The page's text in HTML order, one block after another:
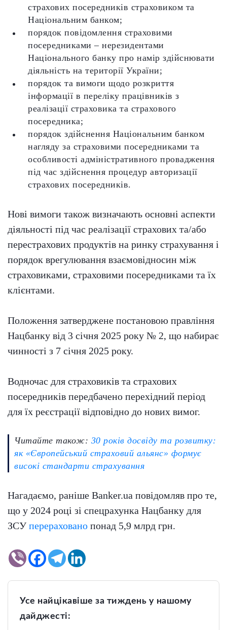
страхових посередників страховиком та
Національним банком;
порядок повідомлення страховими
посередниками – нерезидентами
Національного банку про намір здійснювати
діяльність на території України;
порядок та вимоги щодо розкриття
інформації в переліку працівників з
реалізації страховика та страхового
посередника;
порядок здійснення Національним банком
нагляду за страховими посередниками та
особливості адміністративного провадження
під час здійснення процедур авторизації
страхових посередників.
Нові вимоги також визначають основні аспекти
діяльності під час реалізації страхових та/або
перестрахових продуктів на ринку страхування і
порядок врегулювання взаємовідносин між
страховиками, страховими посередниками та їх
клієнтами.
Положення затверджене постановою правління
Нацбанку від 3 січня 2025 року № 2, що набирає
чинності з 7 січня 2025 року.
Водночас для страховиків та страхових
посередників передбачено перехідний період
для їх реєстрації відповідно до нових вимог.
Читайте також: 30 років досвіду та розвитку:
як «Європейський страховий альянс» формує
високі стандарти страхування
Нагадаємо, раніше Banker.ua повідомляв про те,
що у 2024 році зі спецрахунка Нацбанку для
ЗСУ перераховано понад 5,9 млрд грн.
Усе найцікавіше за тиждень у нашому
дайджесті: